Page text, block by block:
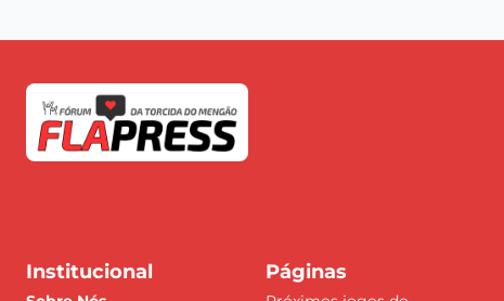
Institucional Páginas